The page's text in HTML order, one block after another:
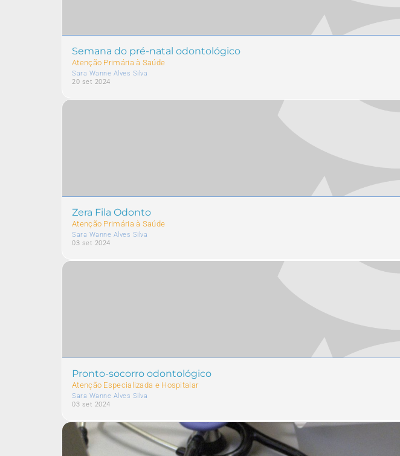
Semana do pré-natal odontológico
Atenção Primária à Saúde
Sara Wanne Alves Silva
20 set 2024
Zera Fila Odonto
Atenção Primária à Saúde
Sara Wanne Alves Silva
03 set 2024
Pronto-socorro odontológico
Atenção Especializada e Hospitalar
Sara Wanne Alves Silva
03 set 2024